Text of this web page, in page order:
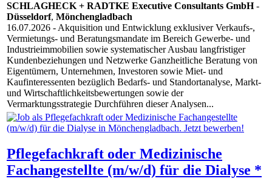
SCHLAGHECK + RADTKE Executive Consultants GmbH-
Düsseldorf, Mönchengladbach
16.07.2026 - Akquisition und Entwicklung exklusiver Verkaufs-,
Vermietungs- und Beratungsmandate im Bereich Gewerbe- und
Industrieimmobilien sowie systematischer Ausbau langfristiger
Kundenbeziehungen und Netzwerke Ganzheitliche Beratung von
Eigentümern, Unternehmen, Investoren sowie Miet- und
Kaufinteressenten bezüglich Bedarfs- und Standortanalyse, Markt-
und Wirtschaftlichkeitsbewertungen sowie der
Vermarktungsstrategie Durchführen dieser Analysen...
Pflegefachkraft oder Medizinische
Fachangestellte (m/w/d) für die Dialyse *